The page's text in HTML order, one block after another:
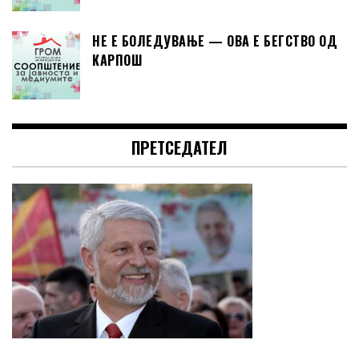
НЕ Е БОЛЕДУВАЊЕ — ОВА Е БЕГСТВО ОД
КАРПОШ
ПРЕТСЕДАТЕЛ